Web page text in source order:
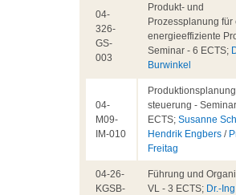
04-
326-
GS-
003
Produkt- und
Prozessplanung für
energieeffiziente
Seminar - 6 ECTS;
Burwinkel
04-
M09-
IM-010
steuerung -
ECTS;Susanne
Hendrik Engbers /
Freitag
04-26-
KGSB-
Führung und
VL - 3 ECTS; Dr.-